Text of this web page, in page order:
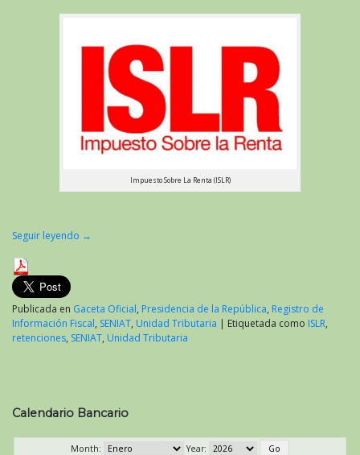
Impuesto Sobre La Renta (ISLR)
Seguir leyendo →
Publicada en Gaceta Oficial, Presidencia de la República, Registro de
Información Fiscal, SENIAT, Unidad Tributaria | Etiquetada como ISLR,
retenciones, SENIAT, Unidad Tributaria
Calendario Bancario
Month:
Year: